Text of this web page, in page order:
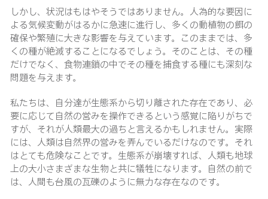
しかし、状況はもはやそうではありません。人為的な要因に
よる気候変動がはるかに急速に進行し、多くの動植物の餌の
確保や繁殖に大きな影響を与えています。このままでは、多
くの種が絶滅することになるでしょう。そのことは、その種
だけでなく、食物連鎖の中でその種を捕食する種にも深刻な
問題を与えます。
私たちは、自分達が生態系から切り離された存在であり、必
要に応じて自然の営みを操作できるという感覚に陥りがちで
すが、それが人類最大の過ちと言えるかもしれません。実際
には、人類は自然界の営みを弄んでいるだけなのです。それ
はとても危険なことです。生態系が崩壊すれば、人類も地球
上の大小さまざまな生物と共に犠牲になります。自然の前で
は、人間も台風の瓦礫のように無力な存在なのです。